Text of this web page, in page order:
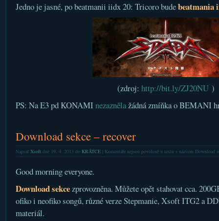
Jedno je jasné, po beatmanii iidx 20: Tricoro budebeatmania
(zdroj: http://bit.ly/ZJ20NU)
PS: Na E3 pd KONAMI nezaznělažádná zmíňka o BEMANI
Download sekce – recover
Napsal Xsoftdne 19. 4. 2013 do KRÁTCE| Komentáře nejsou povolenéu textu s názvem Download
Good morning everyone.
Download sekcezprovozněna. Můžete opět stahovat cca.
ofiko i neofiko songů, různé verze Stepmanie, Xsoft ITG2 a
materiál.